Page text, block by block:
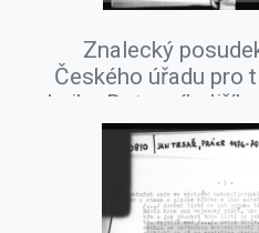
Znalecký
Českého úřadu pro
knihu Dotazník